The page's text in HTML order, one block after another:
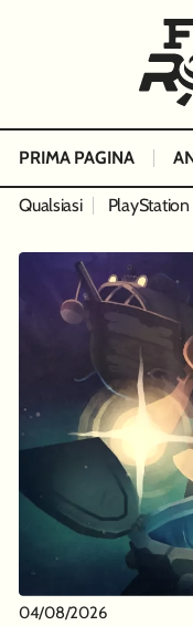
PRIMA PAGINA
Qualsiasi
04/08/2026